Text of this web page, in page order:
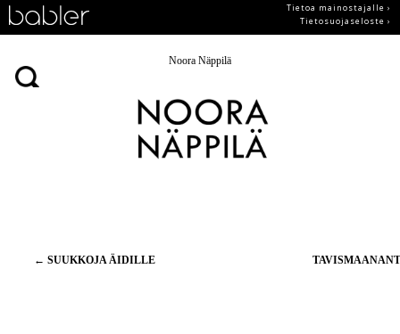
Tietoa mainostajalle ›
Tietosuojaseloste ›
Noora Näppilä
Artikkelien
← SUUKKOJA ÄIDILLE